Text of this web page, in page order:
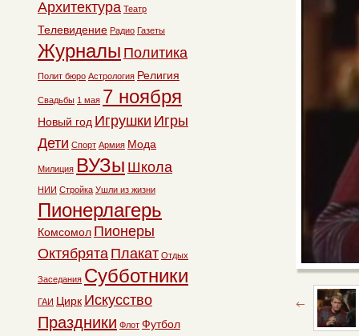
Архитектура Театр
Телевидение Радио Газеты
Журналы Политика
Полит бюро Астрология Религия
Свадьбы 1 мая 7 ноября
Новый год Игрушки Игры
Дети Спорт Армия Мода
Милиция ВУЗы Школа
НИИ Стройка Ушли из жизни
Пионерлагерь
Комсомол Пионеры
Октябрята Плакат Отдых
Заседания Субботники
ГАИ Цирк Искусство
Праздники Флот Футбол